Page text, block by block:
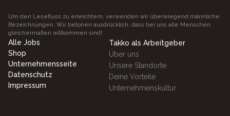
Um den Lesefluss zu erleichtern, verwenden wir überwiegend männliche
Bezeichnungen. Wir betonen ausdrücklich, dass bei uns alle Menschen
gleichermaßen willkommen sind!
Alle Jobs
Shop
Unternehmensseite
Datenschutz
Impressum
Takko als Arbeitgeber
Über uns
Unsere Standorte
Deine Vorteile
Unternehmenskultur